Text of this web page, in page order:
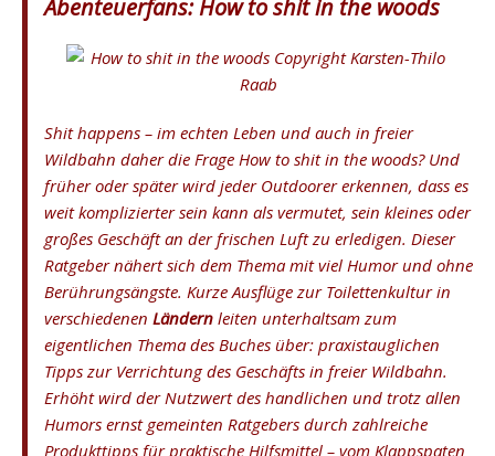
Abenteuerfans: How to shit in the woods
Shit happens – im echten Leben und auch in freier
Wildbahn daher die Frage How to shit in the woods?Und
früher oder später wird jeder Outdoorer erkennen, dass es
weit komplizierter sein kann als vermutet, sein kleines oder
großes Geschäft an der frischen Luft zu erledigen. Dieser
Ratgeber nähert sich dem Thema mit viel Humor und ohne
Berührungsängste. Kurze Ausflüge zur Toilettenkultur in
verschiedenen Ländern leiten unterhaltsam zum
eigentlichen Thema des Buches über: praxistauglichen
Tipps zur Verrichtung des Geschäfts in freier Wildbahn.
Erhöht wird der Nutzwert des handlichen und trotz allen
Humors ernst gemeinten Ratgebers durch zahlreiche
Produkttipps für praktische Hilfsmittel – vom Klappspaten